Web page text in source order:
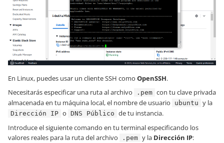
En Linux, puedes usar un cliente SSH como OpenSSH.
Necesitarás especificar una ruta al archivo
.pem con tu clave privada
almacenada en tu máquina local, el nombre de usuario
ubuntu y la
Dirección IP o DNS Público de tu instancia.
Introduce el siguiente comando en tu terminal especificando los
valores reales para la ruta del archivo
.pem y la Dirección IP: